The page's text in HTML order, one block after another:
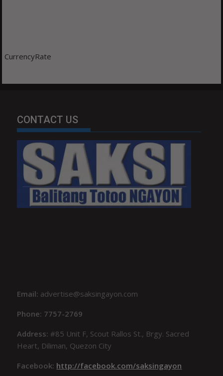
CurrencyRate
CONTACT US
Email: advertise@saksingayon.com
Phone: 7757-2769
Address:#85 Unit F, Scout Rallos St., Brgy. Sacred
Heart, Diliman, Quezon City
Facebook: http://facebook.com/saksingayon